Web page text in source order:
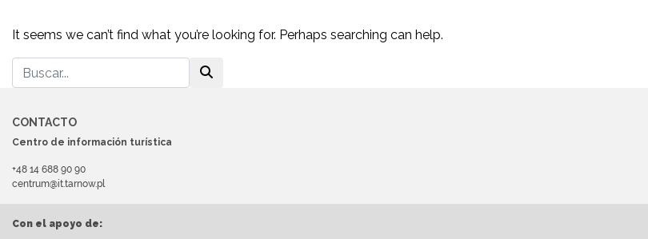
It seems we can’t find what you’re looking for. Perhaps searching can help.
CONTACTO
Centro de información turística
+48 14 688 90 90
centrum@it.tarnow.pl
Con el apoyo de: